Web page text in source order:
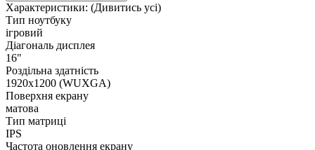
Характеристики: (Дивитись усі)
Тип ноутбуку
ігровий
Діагональ дисплея
16"
Роздільна здатність
1920x1200 (WUXGA)
Поверхня екрану
матова
Тип матриці
IPS
Частота оновлення екрану